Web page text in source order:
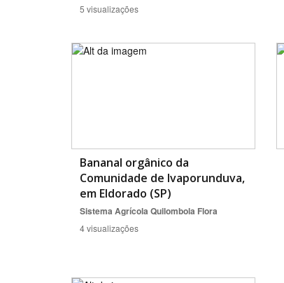
5 visualizações
Bananal orgânico da
Comunidade de Ivaporunduva,
em Eldorado (SP)
Sistema Agrícola Quilombola Flora
4 visualizações